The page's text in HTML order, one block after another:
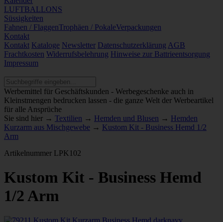
LUFTBALLONS
Süssigkeiten
Fahnen / FlaggenTrophäen / PokaleVerpackungen
Kontakt
Kontakt Kataloge Newsletter Datenschutzerklärung AGB
Frachtkosten Widerrufsbelehrung Hinweise zur Battrieentsorgung
Impressum
Werbemittel für Geschäftskunden - Werbegeschenke auch in
Kleinstmengen bedrucken lassen - die ganze Welt der Werbeartikel
für alle Ansprüche
Sie sind hier → Textilien → Hemden und Blusen → Hemden
Kurzarm aus Mischgewebe → Kustom Kit - Business Hemd 1/2
Arm
Artikelnummer LPK102
Kustom Kit - Business Hemd
1/2 Arm